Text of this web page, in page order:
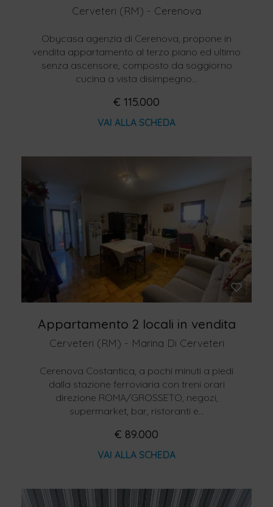
Cerveteri (RM) - Cerenova
Obycasa agenzia di Cerenova, propone in
vendita appartamento al terzo piano ed ultimo
senza ascensore, composto da soggiorno
cucina a vista disimpegno...
€ 115.000
VAI ALLA SCHEDA
Appartamento 2 locali in vendita
Cerveteri (RM) - Marina Di Cerveteri
Cerenova Costantica, a pochi minuti a piedi
dalla stazione ferroviaria con treni orari
direzione ROMA/GROSSETO, negozi,
supermarket, bar, ristoranti e...
€ 89.000
VAI ALLA SCHEDA